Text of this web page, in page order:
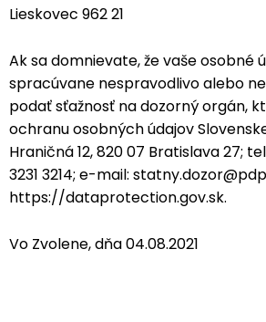
Lieskovec 962 21
Ak sa domnievate, že vaše osobné
spracúvane nespravodlivo alebo
podať sťažnosť na dozorný orgán,
ochranu osobných údajov
Hraničná 12, 820 07 Bratislava 27;
3231 3214; e-mail:
https://dataprotection.gov.sk.
Vo Zvolene, dňa 04.08.2021